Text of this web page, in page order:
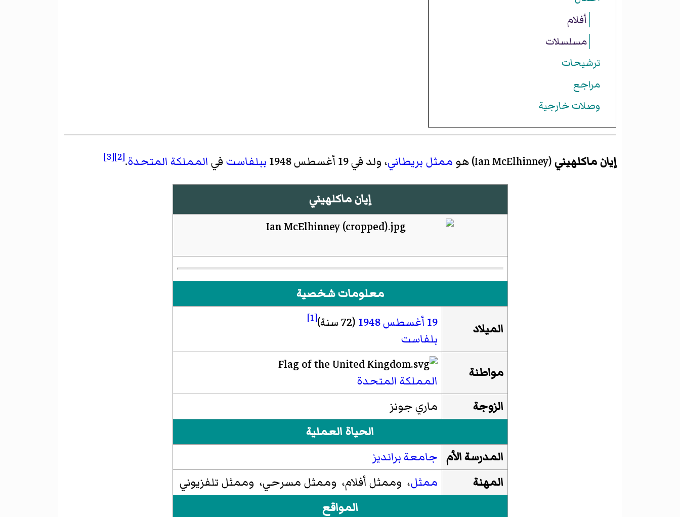
أفلام
مسلسلات
ترشيحات
مراجع
وصلات خارجية
إيان ماكلهيني(
Ian McElhinney)‏ هو ممثل بريطاني، ولد في 19 أغسطس 1948 ببلفاست في المملكة المتحدة.
[2]
[3]
إيان ماكلهيني
معلومات شخصية
الميلاد 19 أغسطس 1948 (72 سنة) [1]
بلفاست
مواطنة
المملكة المتحدة
الزوجة
ماري جونز
الحياة العملية
المدرسة الأم جامعة برانديز
المهنة
ممثل، وممثل أفلام، وممثل مسرحي، وممثل تلفزيوني
المواقع